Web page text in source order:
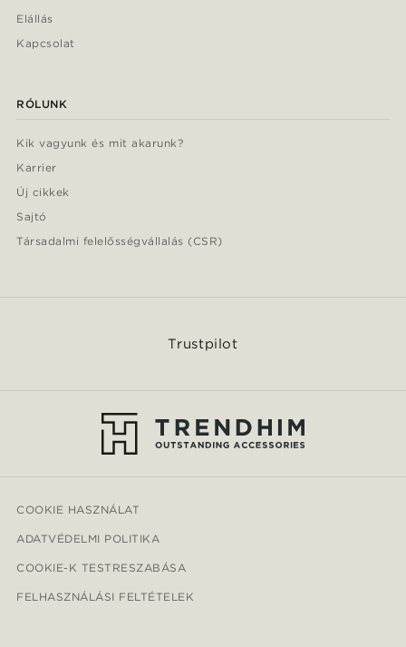
Elállás
Kapcsolat
RÓLUNK
Kik vagyunk és mit akarunk?
Karrier
Új cikkek
Sajtó
Társadalmi felelősségvállalás (CSR)
Trustpilot
COOKIE HASZNÁLAT
ADATVÉDELMI POLITIKA
COOKIE-K TESTRESZABÁSA
FELHASZNÁLÁSI FELTÉTELEK